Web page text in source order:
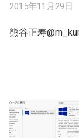
2015年11月29日
熊谷正